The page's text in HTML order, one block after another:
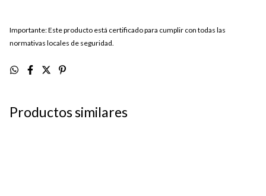
Importante: Este producto está certificado para cumplir con todas las
normativas locales de seguridad.
Productos similares